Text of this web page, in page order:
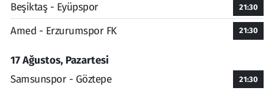
Beşiktaş - Eyüpspor 21:30
Amed - Erzurumspor FK 21:30
17 Ağustos, Pazartesi
Samsunspor - Göztepe
21:30